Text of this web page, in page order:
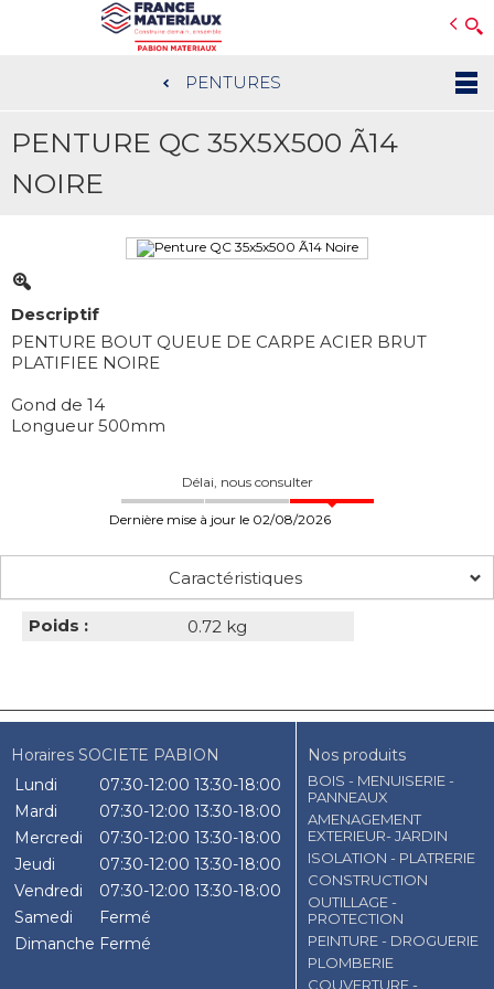
au
contenu
PENTURES
PENTURE QC 35X5X500 Ã14
NOIRE
Descriptif
PENTURE BOUT QUEUE DE CARPE ACIER BRUT
PLATIFIEE NOIRE
Gond de 14
Longueur 500mm
Délai, nous consulter
Dernière mise à jour le 02/08/2026
Caractéristiques
Poids : 0.72 kg
Horaires SOCIETE PABION
Lundi
07:30-12:00 13:30-18:00
Mardi
07:30-12:00 13:30-18:00
Mercredi
07:30-12:00 13:30-18:00
Jeudi
07:30-12:00 13:30-18:00
Vendredi
07:30-12:00 13:30-18:00
Samedi
Fermé
Dimanche Fermé
Nos produits
BOIS - MENUISERIE -
PANNEAUX
AMENAGEMENT
EXTERIEUR- JARDIN
ISOLATION - PLATRERIE
CONSTRUCTION
OUTILLAGE -
PROTECTION
PEINTURE - DROGUERIE
PLOMBERIE
COUVERTURE -